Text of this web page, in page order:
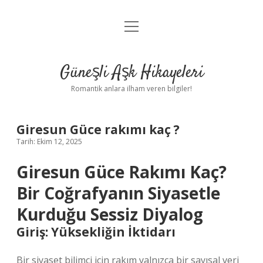
Anasayfa
Yasal Uyarı
menüyü
Güneşli Aşk Hikayeleri
Romantik anlara ilham veren bilgiler!
Giresun Güce rakımı kaç ?
Tarih: Ekim 12, 2025
Giresun Güce Rakımı Kaç?
Bir Coğrafyanın Siyasetle
Kurduğu Sessiz Diyalog
Giriş: Yüksekliğin İktidarı
Bir siyaset bilimci için rakım yalnızca bir sayısal veri